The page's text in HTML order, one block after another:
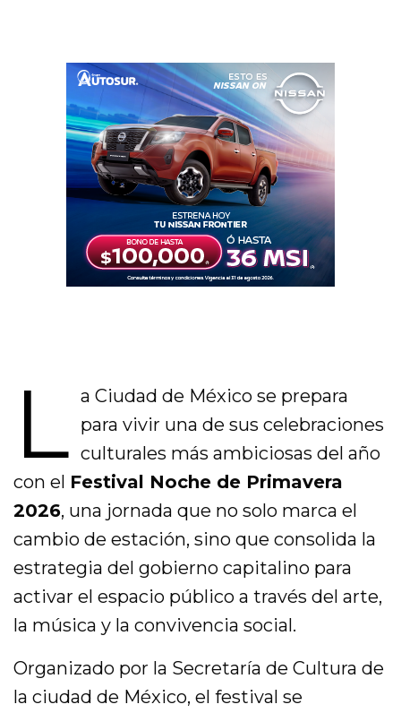
L a Ciudad de México se prepara
para vivir una de sus celebraciones
culturales más ambiciosas del año
con el Festival Noche de Primavera
2026, una jornada que no solo marca el
cambio de estación, sino que consolida la
estrategia del gobierno capitalino para
activar el espacio público a través del arte,
la música y la convivencia social.
Organizado por la Secretaría de Cultura de
la ciudad de México, el festival se